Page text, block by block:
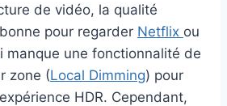
de vidéo, la qualité
pour regarder Netflix ou
manque une fonctionnalité de
zone (Local Dimming) pour
HDR. Cependant,